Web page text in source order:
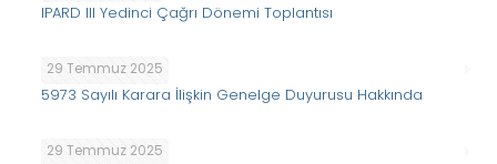
IPARD III Yedinci Çağrı Dönemi Toplantısı
29 Temmuz 2025
5973 Sayılı Karara İlişkin Genelge Duyurusu Hakkında
29 Temmuz 2025